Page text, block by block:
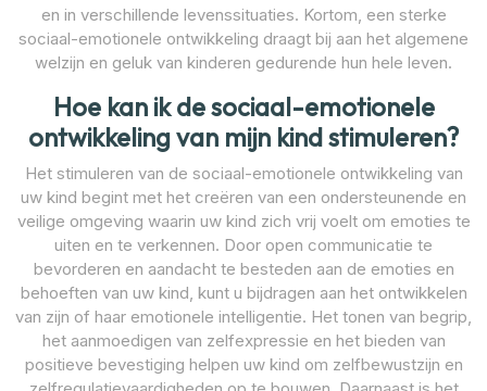
en in verschillende levenssituaties. Kortom, een sterke
sociaal-emotionele ontwikkeling draagt bij aan het algemene
welzijn en geluk van kinderen gedurende hun hele leven.
Hoe kan ik de sociaal-emotionele
ontwikkeling van mijn kind stimuleren?
Het stimuleren van de sociaal-emotionele ontwikkeling van
uw kind begint met het creëren van een ondersteunende en
veilige omgeving waarin uw kind zich vrij voelt om emoties te
uiten en te verkennen. Door open communicatie te
bevorderen en aandacht te besteden aan de emoties en
behoeften van uw kind, kunt u bijdragen aan het ontwikkelen
van zijn of haar emotionele intelligentie. Het tonen van begrip,
het aanmoedigen van zelfexpressie en het bieden van
positieve bevestiging helpen uw kind om zelfbewustzijn en